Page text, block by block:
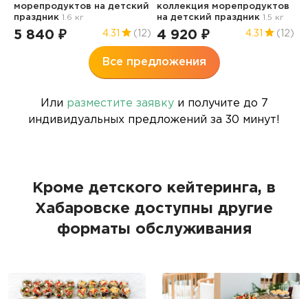
морепродуктов на детский
праздник 1.6 кг
5 840 ₽ 4.31 (12)
коллекция морепродуктов
на детский праздник 1.5 кг
4 920 ₽ 4.31 (12)
Все предложения
Или разместите заявкуи получите до 7
индивидуальных предложений за 30 минут!
Кроме детского кейтеринга, в
Хабаровске доступны другие
форматы обслуживания